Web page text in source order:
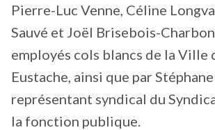
Pierre-Luc Venne, Céline
Sauvé et Joël Brisebois-
employés cols blancs de la Ville
Eustache, ainsi que par
représentant syndical du
la fonction publique.